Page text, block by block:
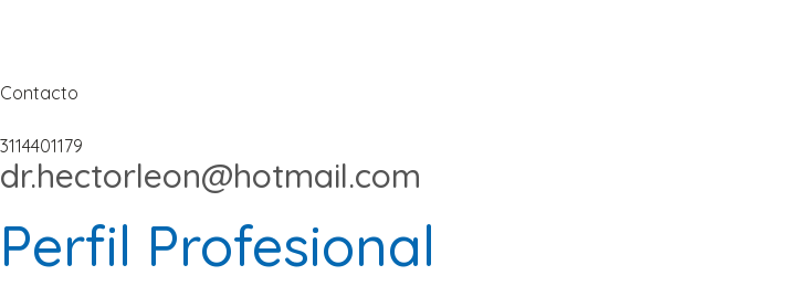
Contacto
3114401179
dr.hectorleon@hotmail.com
Perfil Profesional